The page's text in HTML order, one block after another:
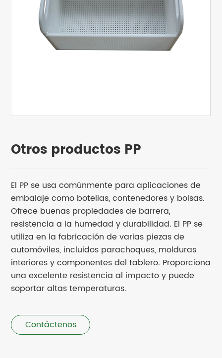
Otros productos PP
El PP se usa comúnmente para aplicaciones de
embalaje como botellas, contenedores y bolsas.
Ofrece buenas propiedades de barrera,
resistencia a la humedad y durabilidad. El PP se
utiliza en la fabricación de varias piezas de
automóviles, incluidos parachoques, molduras
interiores y componentes del tablero. Proporciona
una excelente resistencia al impacto y puede
soportar altas temperaturas.
Contáctenos